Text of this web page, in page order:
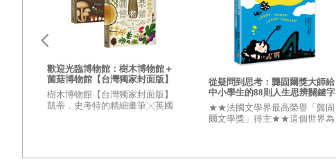
歡迎光臨博物館：樹木博物館＋
菌菇博物館【台灣獨家封面版】
（兩冊套書）
樹木博物館【台灣獨家封面版】
凱蒂．史考特的精細畫筆╳英國
從疑問到思考：龔固爾獎大師給
中小學生的88則人生思辨關鍵字
★★法國文學界最高榮譽「龔固
爾文學獎」得主★★這個世界為